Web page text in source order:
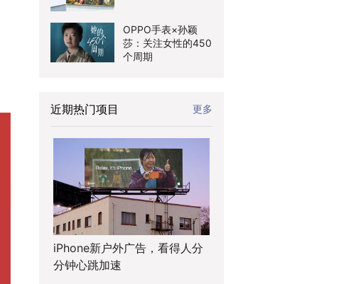
OPPO手表×孙颖
莎：关注女性的450
个周期
近期热门项目 更多
iPhone新户外广告，看得人分
分钟心跳加速